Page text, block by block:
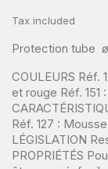
Tax included
Protection tube
COULEURS Réf.
et rouge Réf. 151
Réf. 127 :
LÉGISLATION
PROPRIÉTÉS